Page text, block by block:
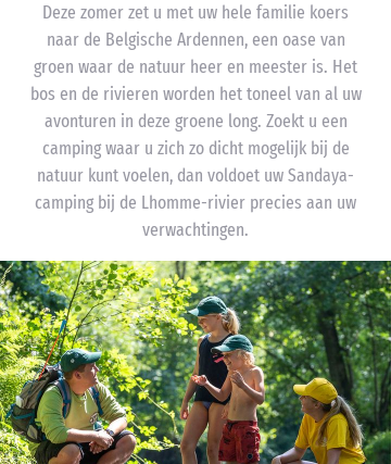
Deze zomer zet u met uw hele familie koers
naar de Belgische Ardennen, een oase van
groen waar de natuur heer en meester is. Het
bos en de rivieren worden het toneel van al uw
avonturen in deze groene long. Zoekt u een
camping waar u zich zo dicht mogelijk bij de
natuur kunt voelen, dan voldoet uw Sandaya-
camping bij de Lhomme-rivier precies aan uw
verwachtingen.